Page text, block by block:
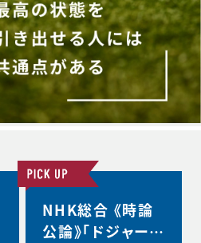
NHK総合 《時論
公論》「ドジャース